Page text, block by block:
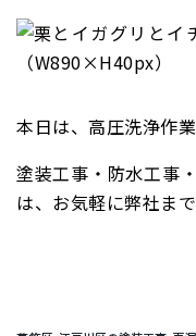
本日は、高圧洗浄作
塗装工事・防水工事
は、お気軽に弊社ま